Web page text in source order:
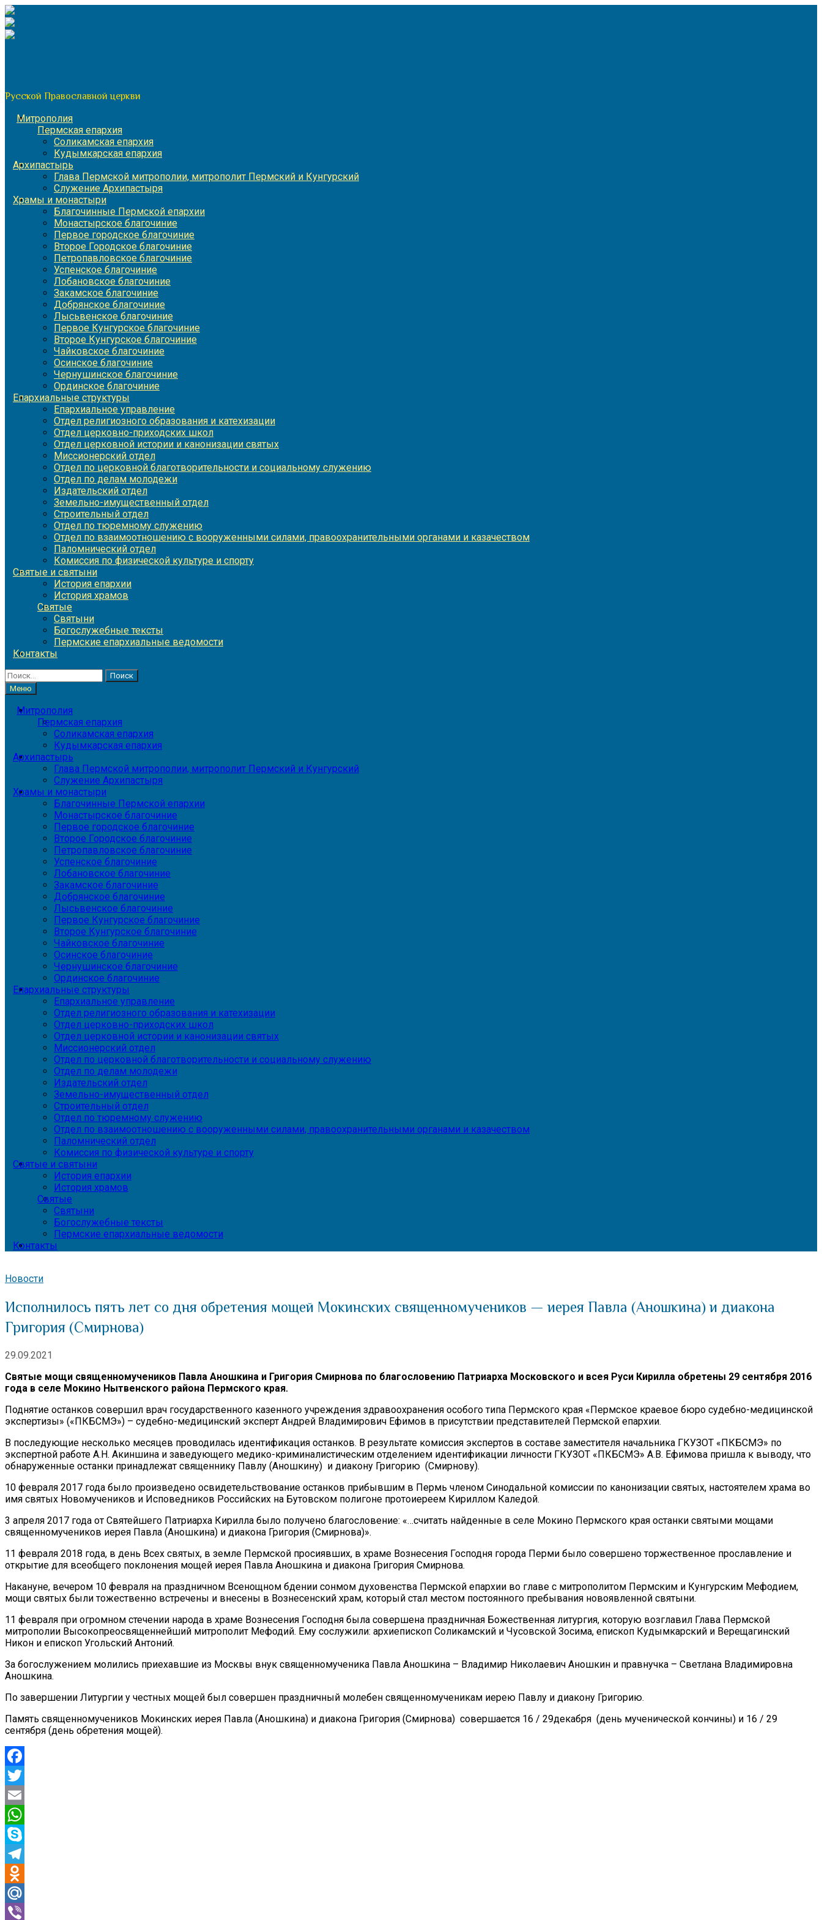
Перейти
к
содержимому
Русской Православной церкви
Митрополия
Пермская епархия
Соликамская епархия
Кудымкарская епархия
Архипастырь
Глава Пермской митрополии, митрополит Пермский и Кунгурский
Служение Архипастыря
Храмы и монастыри
Благочинные Пермской епархии
Монастырское благочиние
Первое городское благочиние
Второе Городское благочиние
Петропавловское благочиние
Успенское благочиние
Лобановское благочиние
Закамское благочиние
Добрянское благочиние
Лысьвенское благочиние
Первое Кунгурское благочиние
Второе Кунгурское благочиние
Чайковское благочиние
Осинское благочиние
Чернушинское благочиние
Ординское благочиние
Епархиальные структуры
Епархиальное управление
Отдел религиозного образования и катехизации
Отдел церковно-приходских школ
Отдел церковной истории и канонизации святых
Миссионерский отдел
Отдел по церковной благотворительности и социальному служению
Отдел по делам молодежи
Издательский отдел
Земельно-имущественный отдел
Строительный отдел
Отдел по тюремному служению
Отдел по взаимоотношению с вооруженными силами, правоохранительными органами и казачеством
Паломнический отдел
Комиссия по физической культуре и спорту
Святые и святыни
История епархии
История храмов
Святые
Святыни
Богослужебные тексты
Пермские епархиальные ведомости
Контакты
Найти:
Меню
Митрополия
Пермская епархия
Соликамская епархия
Кудымкарская епархия
Архипастырь
Глава Пермской митрополии, митрополит Пермский и Кунгурский
Служение Архипастыря
Храмы и монастыри
Благочинные Пермской епархии
Монастырское благочиние
Первое городское благочиние
Второе Городское благочиние
Петропавловское благочиние
Успенское благочиние
Лобановское благочиние
Закамское благочиние
Добрянское благочиние
Лысьвенское благочиние
Первое Кунгурское благочиние
Второе Кунгурское благочиние
Чайковское благочиние
Осинское благочиние
Чернушинское благочиние
Ординское благочиние
Епархиальные структуры
Епархиальное управление
Отдел религиозного образования и катехизации
Отдел церковно-приходских школ
Отдел церковной истории и канонизации святых
Миссионерский отдел
Отдел по церковной благотворительности и социальному служению
Отдел по делам молодежи
Издательский отдел
Земельно-имущественный отдел
Строительный отдел
Отдел по тюремному служению
Отдел по взаимоотношению с вооруженными силами, правоохранительными органами и казачеством
Паломнический отдел
Комиссия по физической культуре и спорту
Святые и святыни
История епархии
История храмов
Святые
Святыни
Богослужебные тексты
Пермские епархиальные ведомости
Контакты
Новости
Исполнилось пять лет со дня обретения мощей Мокинских священномучеников — иерея Павла (Аношкина) и диакона
Григория (Смирнова)
29.09.2021
Святые мощи священномучеников Павла Аношкина и Григория Смирнова по благословению Патриарха Московского и всея Руси Кирилла обретены 29 сентября 2016
года в селе Мокино Нытвенского района Пермского края.
Поднятие останков совершил врач государственного казенного учреждения здравоохранения особого типа Пермского края «Пермское краевое бюро судебно-медицинской
экспертизы» («ПКБСМЭ») – судебно-медицинский эксперт Андрей Владимирович Ефимов в присутствии представителей Пермской епархии.
В последующие несколько месяцев проводилась идентификация останков. В результате комиссия экспертов в составе заместителя начальника ГКУЗОТ «ПКБСМЭ» по
экспертной работе А.Н. Акиншина и заведующего медико-криминалистическим отделением идентификации личности ГКУЗОТ «ПКБСМЭ» А.В. Ефимова пришла к выводу, что
обнаруженные останки принадлежат священнику Павлу (Аношкину) и диакону Григорию (Смирнову).
10 февраля 2017 года было произведено освидетельствование останков прибывшим в Пермь членом Синодальной комиссии по канонизации святых, настоятелем храма во
имя святых Новомучеников и Исповедников Российских на Бутовском полигоне протоиереем Кириллом Каледой.
3 апреля 2017 года от Святейшего Патриарха Кирилла было получено благословение: «…считать найденные в селе Мокино Пермского края останки святыми мощами
священномучеников иерея Павла (Аношкина) и диакона Григория (Смирнова)».
11 февраля 2018 года, в день Всех святых, в земле Пермской просиявших, в храме Вознесения Господня города Перми было совершено торжественное прославление и
открытие для всеобщего поклонения мощей иерея Павла Аношкина и диакона Григория Смирнова.
Накануне, вечером 10 февраля на праздничном Всенощном бдении сонмом духовенства Пермской епархии во главе с митрополитом Пермским и Кунгурским Мефодием,
мощи святых были тожественно встречены и внесены в Вознесенский храм, который стал местом постоянного пребывания новоявленной святыни.
11 февраля при огромном стечении народа в храме Вознесения Господня была совершена праздничная Божественная литургия, которую возглавил Глава Пермской
митрополии Высокопреосвященнейший митрополит Мефодий. Ему сослужили: архиепископ Соликамский и Чусовской Зосима, епископ Кудымкарский и Верещагинский
Никон и епископ Угольский Антоний.
За богослужением молились приехавшие из Москвы внук священномученика Павла Аношкина – Владимир Николаевич Аношкин и правнучка – Светлана Владимировна
Аношкина.
По завершении Литургии у честных мощей был совершен праздничный молебен священномученикам иерею Павлу и диакону Григорию.
Память священномучеников Мокинских иерея Павла (Аношкина) и диакона Григория (Смирнова) совершается 16 / 29декабря (день мученической кончины) и 16 / 29
сентября (день обретения мощей).
Facebook
Twitter
Email
WhatsApp
Skype
Telegram
Odnoklassniki
Mail.Ru